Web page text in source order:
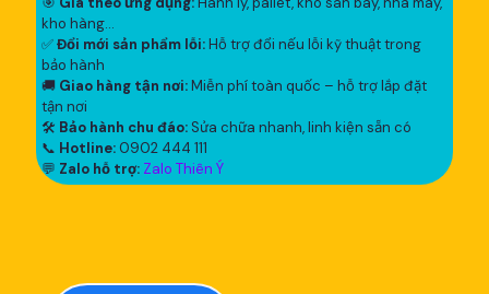
kho hàng...
✅Đổi mới sản phẩm lỗi:Hỗ trợ đổi nếu lỗi kỹ thuật trong
bảo hành
🚚 Giao hàng tận nơi:Miễn phí toàn quốc – hỗ trợ lắp đặt
tận nơi
🛠 Bảo hành chu đáo: Sửa chữa nhanh, linh kiện sẵn có
📞 Hotline: 0902 444 111
💬 Zalo hỗ trợ: Zalo Thiên Ý